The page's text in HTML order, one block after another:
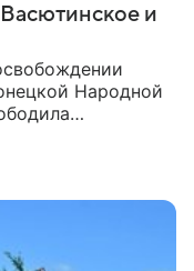
и
Народной
и Торецкое в